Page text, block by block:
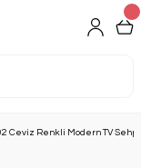
Ceviz Renkli Modern TV